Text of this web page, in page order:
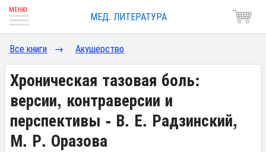
МЕД. ЛИТЕРАТУРА
Все книги → Акушерство
Хроническая тазовая боль:
версии, контраверсии и
перспективы - В. Е. Радзинский,
М. Р. Оразова